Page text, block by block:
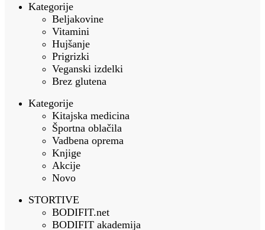
Kategorije
Beljakovine
Vitamini
Hujšanje
Prigrizki
Veganski izdelki
Brez glutena
Kategorije
Kitajska medicina
Športna oblačila
Vadbena oprema
Knjige
Akcije
Novo
STORTIVE
BODIFIT.net
BODIFIT akademija